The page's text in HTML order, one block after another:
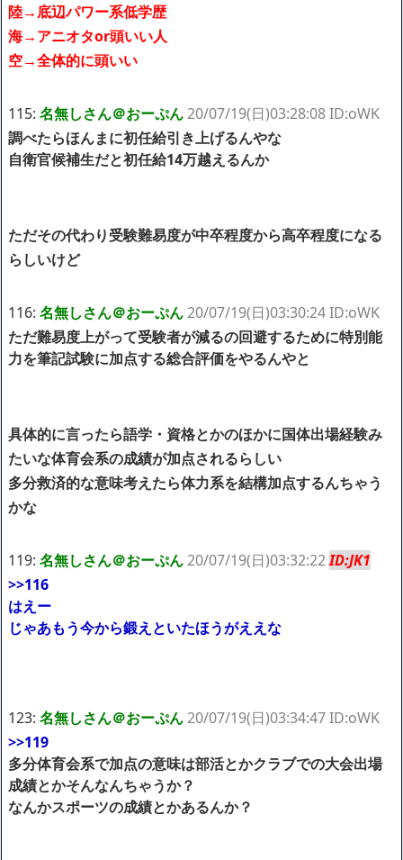
陸→底辺パワー系低学歴
海→アニオタor頭いい人
空→全体的に頭いい
115: 名無しさん＠おーぷん20/07/19(日)03:28:08 ID:oWK
調べたらほんまに初任給引き上げるんやな
自衛官候補生だと初任給14万越えるんか
ただその代わり受験難易度が中卒程度から高卒程度になる
らしいけど
116: 名無しさん＠おーぷん20/07/19(日)03:30:24 ID:oWK
ただ難易度上がって受験者が減るの回避するために特別能
力を筆記試験に加点する総合評価をやるんやと
具体的に言ったら語学・資格とかのほかに国体出場経験み
たいな体育会系の成績が加点されるらしい
多分救済的な意味考えたら体力系を結構加点するんちゃう
かな
119: 名無しさん＠おーぷん20/07/19(日)03:32:22ID:JK1
>>116
はえー
じゃあもう今から鍛えといたほうがええな
123: 名無しさん＠おーぷん20/07/19(日)03:34:47 ID:oWK
>>119
多分体育会系で加点の意味は部活とかクラブでの大会出場
成績とかそんなんちゃうか？
なんかスポーツの成績とかあるんか？